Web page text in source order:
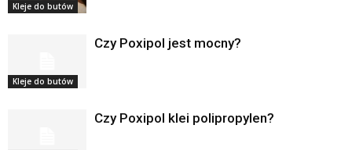
Kleje do butów
Kleje do butów
Czy Poxipol jest mocny?
Czy Poxipol klei polipropylen?